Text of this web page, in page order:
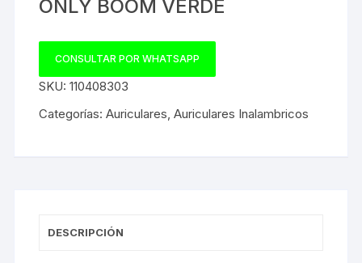
ONLY BOOM VERDE
CONSULTAR POR WHATSAPP
SKU:110408303
Categorías:Auriculares ,Auriculares Inalambricos
DESCRIPCIÓN